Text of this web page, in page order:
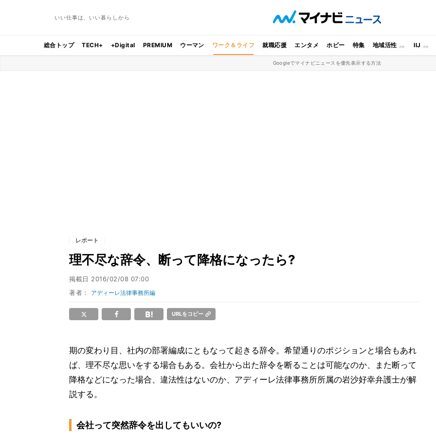
いい仕事は、いい暮らしから
総合トップ TECH+ +Digital PREMIUM ウーマン ワーク＆ライフ 就職応援 エンタメ ホビー 特集 地域活性 IIJ
Googleでマイナビニュースを優先表示する方法
レポート
理不尽な辞令、断って降格になったら?
掲載日 2016/02/08 07:00
著者： アディーレ法律事務所編
URLをコピー
期の変わり目、社内の部署編成にともなって起きる辞令。希望通りのポジションと場合もあれ
ば、理不尽な思いをする場合もある。会社から出た辞令を断ることは可能なのか、また断って
降格などになった場合、違法性はないのか、アディーレ法律事務所所属の岩沙好幸弁護士が解
説する。
会社って突然辞令を出してもいいの?